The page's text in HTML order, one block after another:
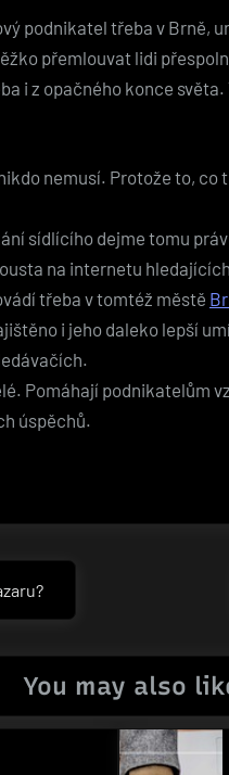
podnikatel třeba v Brně,
přemlouvat lidi
i z opačného konce
nemusí. Protože to, co
sídlícího dejme tomu
na internetu
třeba v tomtéž městě
i jeho daleko lepší
Pomáhají podnikatelům
úspěchů.
You may also